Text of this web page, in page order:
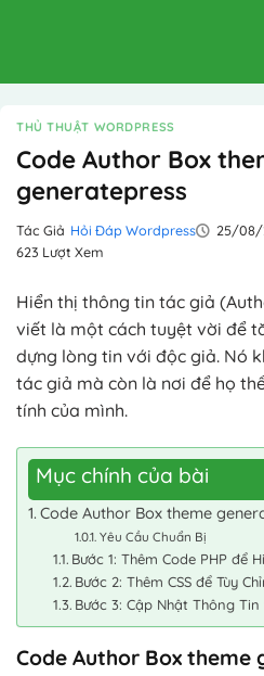
THỦ THUẬT WORDPRESS
Code Author Box
generatepress
Tác Giả Hỏi Đáp Wordpress 25/08/
623 Lượt Xem
Hiển thị thông tin tác giả
viết là một cách tuyệt vời để
dựng lòng tin với độc giả. Nó
tác giả mà còn là nơi để họ
tính của mình.
Mục chính của bài
Code Author Box theme
Yêu Cầu Chuẩn Bị
Bước 1: Thêm Code PHP để
Bước 2: Thêm CSS để Tùy
Bước 3: Cập Nhật Thông
Code Author Box theme